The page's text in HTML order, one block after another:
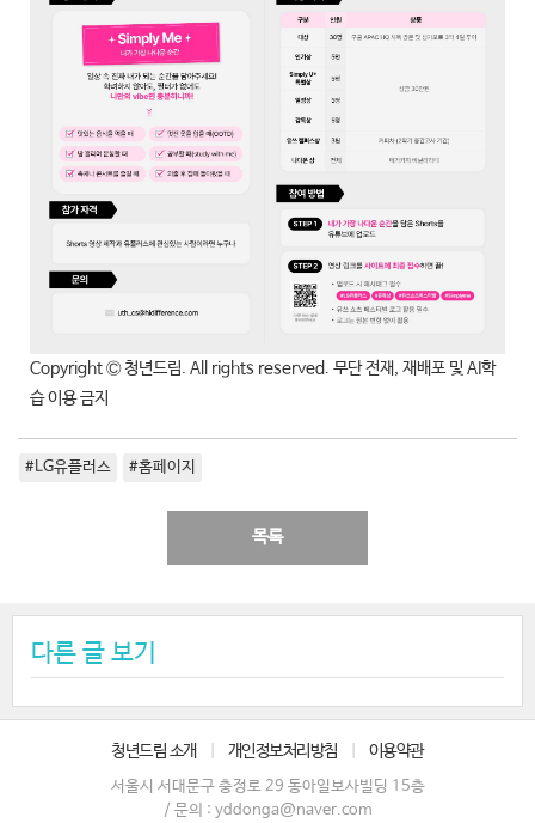
Copyright Ⓒ 청년드림. All rights reserved. 무단 전재, 재배포 및 AI학
습 이용 금지
#LG유플러스 #홈페이지
목록
다른 글 보기
청년드림 소개 개인정보처리방침 이용약관
서울시 서대문구 충정로 29 동아일보사빌딩 15층
/ 문의 : yddonga@naver.com